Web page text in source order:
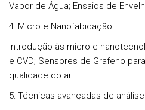
Vapor de Água; Ensaios de
4: Micro e Nanofabicação
Introdução às micro e
e CVD; Sensores de Grafeno
qualidade do ar.
5: Técnicas avançadas de